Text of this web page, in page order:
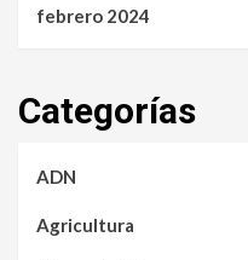
febrero 2024
Categorías
ADN
Agricultura